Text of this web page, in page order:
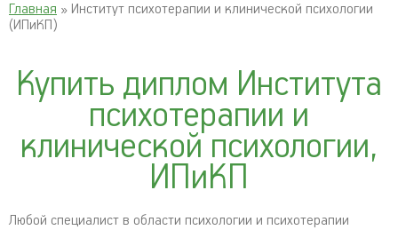
Главная » Институт психотерапии и клинической психологии
(ИПиКП)
Купить диплом Института
психотерапии и
клинической психологии,
ИПиКП
Любой специалист в области психологии и психотерапии